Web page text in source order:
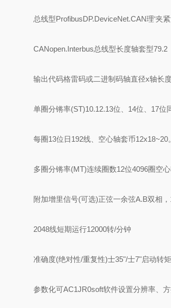
总线型ProfibusDP.DeviceNet.CAN理‘夹
CANopen.Interbus总线型长度轴套型79.2
输出代码格雷码或二进制码轴直径x轴长
单圈分锵率(ST)10.12.13位、14位、17位
每圈13位日192线、 空心轴套币12x18~20。
多圈分锵率(MT)连续圈数12位4096圈空
附加增里信号(可选)正弦一余弦A.B双相
2048线短期运行12000转/分钟
准确度(绝对性/重复性)士35"/士7"启动转
参数化可AC1JR0soft软件设置分辨率、方